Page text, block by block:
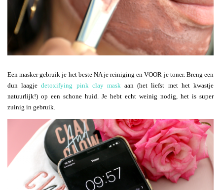
Een masker gebruik je het beste NA je reiniging en VOOR je toner. Breng een
dun laagjedetoxifying pink clay maskaan (het liefst met het kwastje
natuurlijk!) op een schone huid. Je hebt echt weinig nodig, het is super
zuinig in gebruik.